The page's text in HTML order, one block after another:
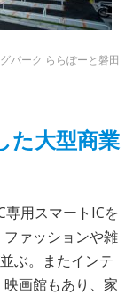
パーク ららぽーと磐田
た大型商業
専用スマートICを
ァッションや雑
ぶ。またインテ
画館もあり、家